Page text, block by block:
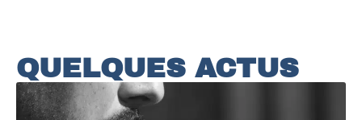
QUELQUES ACTUS